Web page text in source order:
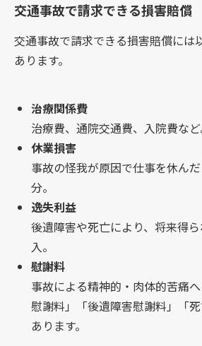
交通事故で請求できる損害賠償
交通事故で請求できる損害賠償には
あります。
治療関係費
治療費、通院交通費、入院費など
休業損害
事故の怪我が原因で仕事を休ん
分。
逸失利益
後遺障害や死亡により、将来得
入。
慰謝料
事故による精神的・肉体的苦痛
慰謝料」「後遺障害慰謝料」「
あります。